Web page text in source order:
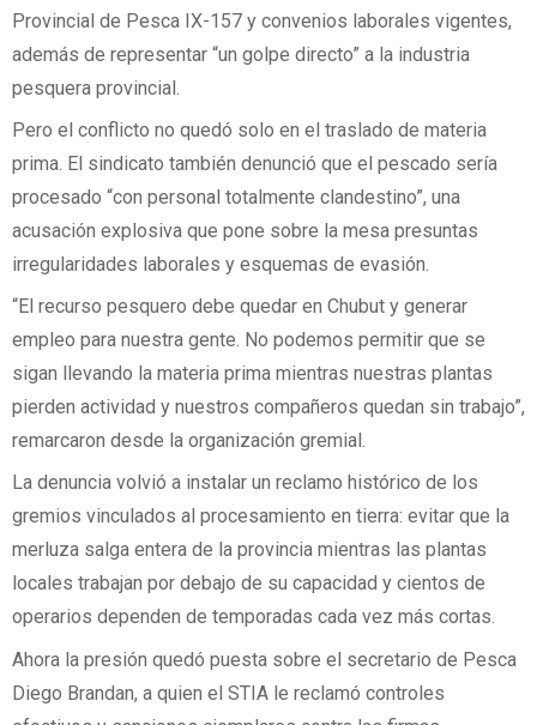
Provincial de Pesca IX-157 y convenios laborales vigentes,
además de representar “un golpe directo” a la industria
pesquera provincial.
Pero el conflicto no quedó solo en el traslado de materia
prima. El sindicato también denunció que el pescado sería
procesado “con personal totalmente clandestino”, una
acusación explosiva que pone sobre la mesa presuntas
irregularidades laborales y esquemas de evasión.
“El recurso pesquero debe quedar en Chubut y generar
empleo para nuestra gente. No podemos permitir que se
sigan llevando la materia prima mientras nuestras plantas
pierden actividad y nuestros compañeros quedan sin trabajo”,
remarcaron desde la organización gremial.
La denuncia volvió a instalar un reclamo histórico de los
gremios vinculados al procesamiento en tierra: evitar que la
merluza salga entera de la provincia mientras las plantas
locales trabajan por debajo de su capacidad y cientos de
operarios dependen de temporadas cada vez más cortas.
Ahora la presión quedó puesta sobre el secretario de Pesca
Diego Brandan, a quien el STIA le reclamó controles